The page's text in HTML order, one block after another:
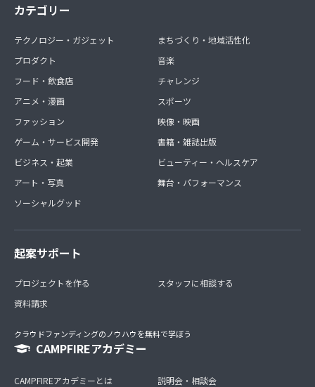
カテゴリー
テクノロジー・ガジェット
プロダクト
フード・飲食店
アニメ・漫画
ファッション
ゲーム・サービス開発
ビジネス・起業
アート・写真
ソーシャルグッド
まちづくり・地域活性化
音楽
チャレンジ
スポーツ
映像・映画
書籍・雑誌出版
ビューティー・ヘルスケア
舞台・パフォーマンス
起案サポート
プロジェクトを作る
資料請求
スタッフに相談する
クラウドファンディングのノウハウを無料で学ぼう
CAMPFIREアカデミー
CAMPFIREアカデミーとは
説明会・相談会